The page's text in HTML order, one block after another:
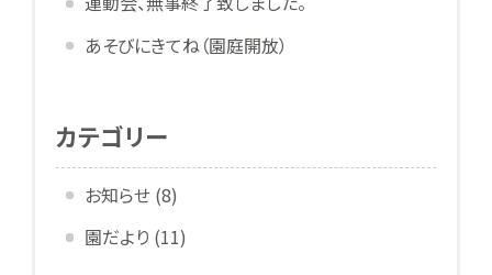
あそびにきてね（園庭開放）
カテゴリー
お知らせ (8)
園だより (11)